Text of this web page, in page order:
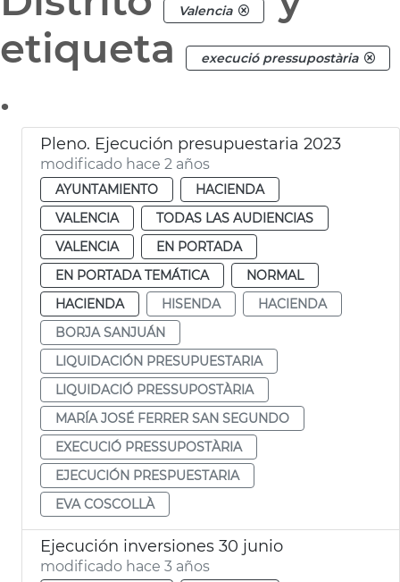
Valencia
etiqueta
execució pressupostària
.
Pleno. Ejecución presupuestaria 2023
modificado hace 2 años
AYUNTAMIENTO
HACIENDA
VALENCIA
TODAS LAS AUDIENCIAS
VALENCIA
EN PORTADA
EN PORTADA TEMÁTICA
NORMAL
HACIENDA
HISENDA
HACIENDA
BORJA SANJUÁN
LIQUIDACIÓN PRESUPUESTARIA
LIQUIDACIÓ PRESSUPOSTÀRIA
MARÍA JOSÉ FERRER SAN SEGUNDO
EXECUCIÓ PRESSUPOSTÀRIA
EJECUCIÓN PRESPUESTARIA
EVA COSCOLLÀ
Ejecución inversiones 30 junio
modificado hace 3 años